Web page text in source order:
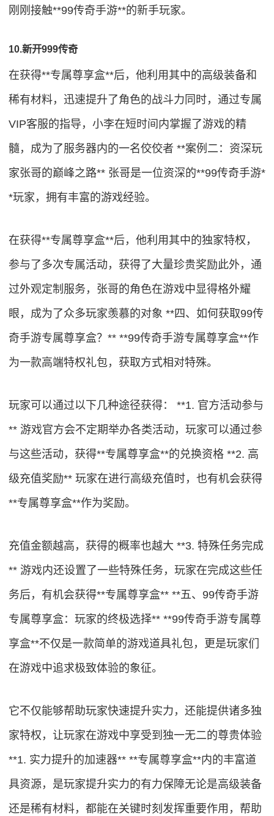
刚刚接触**99传奇手游**的新手玩家。
10.新开999传奇
在获得**专属尊享盒**后，他利用其中的高级装备和
稀有材料，迅速提升了角色的战斗力同时，通过专属
VIP客服的指导，小李在短时间内掌握了游戏的精
髓，成为了服务器内的一名佼佼者 **案例二：资深玩
家张哥的巅峰之路** 张哥是一位资深的**99传奇手游*
*玩家，拥有丰富的游戏经验。
在获得**专属尊享盒**后，他利用其中的独家特权，
参与了多次专属活动，获得了大量珍贵奖励此外，通
过外观定制服务，张哥的角色在游戏中显得格外耀
眼，成为了众多玩家羡慕的对象 **四、如何获取99传
奇手游专属尊享盒？** **99传奇手游专属尊享盒**作
为一款高端特权礼包，获取方式相对特殊。
玩家可以通过以下几种途径获得： **1. 官方活动参与
** 游戏官方会不定期举办各类活动，玩家可以通过参
与这些活动，获得**专属尊享盒**的兑换资格 **2. 高
级充值奖励** 玩家在进行高级充值时，也有机会获得
**专属尊享盒**作为奖励。
充值金额越高，获得的概率也越大 **3. 特殊任务完成
** 游戏内还设置了一些特殊任务，玩家在完成这些任
务后，有机会获得**专属尊享盒** **五、99传奇手游
专属尊享盒：玩家的终极选择** **99传奇手游专属尊
享盒**不仅是一款简单的游戏道具礼包，更是玩家们
在游戏中追求极致体验的象征。
它不仅能够帮助玩家快速提升实力，还能提供诸多独
家特权，让玩家在游戏中享受到独一无二的尊贵体验
**1. 实力提升的加速器** **专属尊享盒**内的丰富道
具资源，是玩家提升实力的有力保障无论是高级装备
还是稀有材料，都能在关键时刻发挥重要作用，帮助